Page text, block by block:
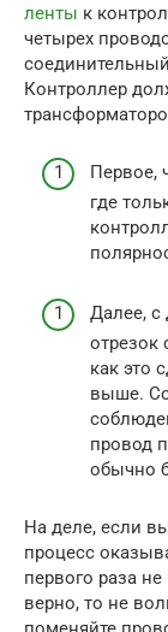
ленты к
четырех
Контроллер
Первое,
где
Далее, с
отрезок
как это
выше.
провод
обычно
На деле, если
процесс
первого раза
верно, то не